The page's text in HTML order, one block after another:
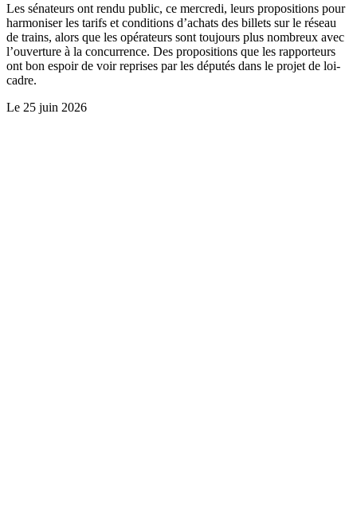
Les sénateurs ont rendu public, ce mercredi, leurs propositions pour
harmoniser les tarifs et conditions d’achats des billets sur le réseau
de trains, alors que les opérateurs sont toujours plus nombreux avec
l’ouverture à la concurrence. Des propositions que les rapporteurs
ont bon espoir de voir reprises par les députés dans le projet de loi-
cadre.
Le 25 juin 2026